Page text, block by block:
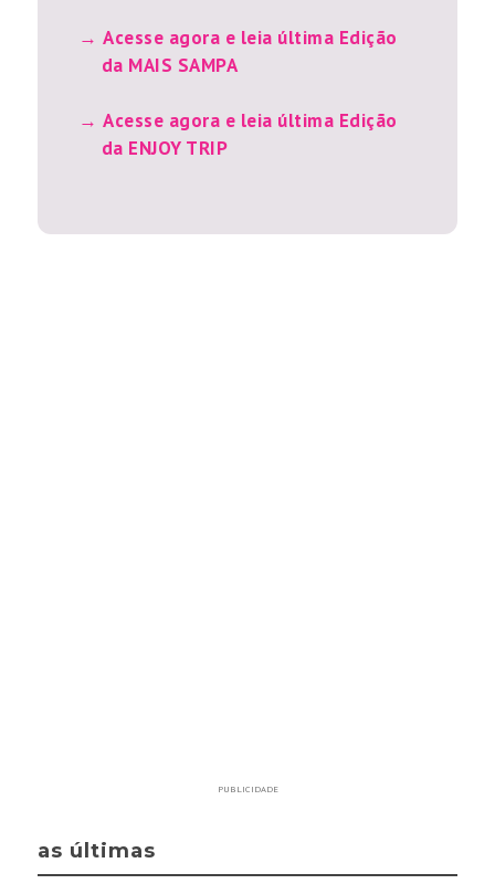
Acesse agora e leia última Edição
da MAIS SAMPA
Acesse agora e leia última Edição
da ENJOY TRIP
PUBLICIDADE
as últimas